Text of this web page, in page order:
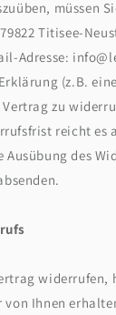
müssen
Titisee-
Adresse:
(z.B.
Vertrag zu
reicht es
des
von Ihnen